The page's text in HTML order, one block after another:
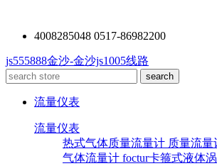
4008285048 0517-86982200
js555888金沙-金沙js1005线路
流量仪表
流量仪表
热式气体质量流量计 质量流量
气体流量计 foctur卡箍式液体